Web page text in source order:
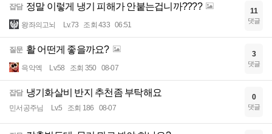
잡담 정말 이렇게 냉기 피해가 안붙는겁니까????
왕좌의고뇌 Lv.73 조회 433 06:51
11
댓글
질문 활 어떤게 좋을까요?
윽악엑 Lv.58 조회 350 08-07
3
댓글
잡담 냉기화살비 반지 추천좀 부탁해요
민서공주님 Lv.5 조회 186 08-07
0
댓글